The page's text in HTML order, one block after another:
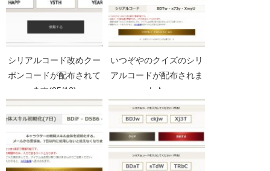
シリアルコード改めクー
ポンコードが配布されて
ます(05/13)
いつぞやのクイズのシリ
アルコードが配布されま
した